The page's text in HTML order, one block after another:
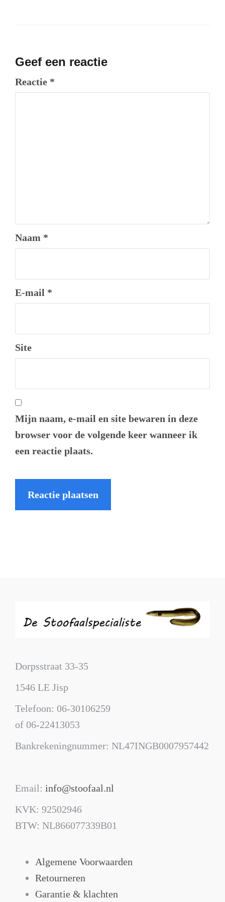
Geef een reactie
Reactie *
Naam *
E-mail *
Site
Mijn naam, e-mail en site bewaren in deze
browser voor de volgende keer wanneer ik
een reactie plaats.
Dorpsstraat 33-35
1546 LE Jisp
Telefoon: 06-30106259
of 06-22413053
Bankrekeningnummer: NL47INGB0007957442
Email: info@stoofaal.nl
KVK: 92502946
BTW: NL866077339B01
Algemene Voorwaarden
Retourneren
Garantie & klachten